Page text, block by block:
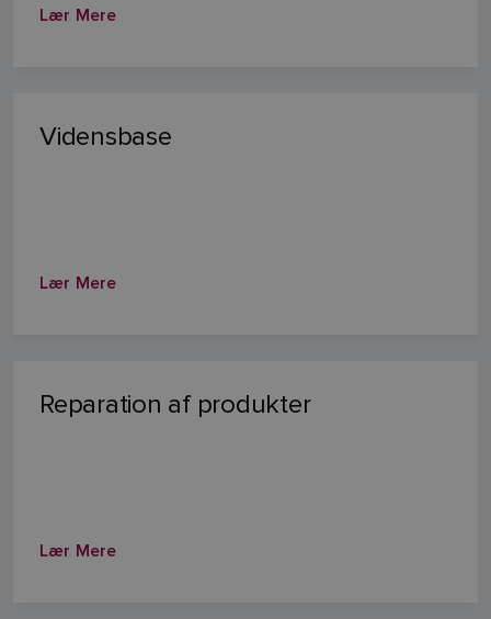
Lær Mere
Vidensbase
Lær Mere
Reparation af produkter
Lær Mere